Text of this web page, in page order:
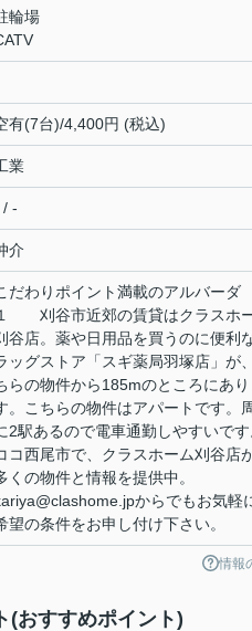
輪場
有(7台)/4,400円 (税込)
業
/ -
介
だわりポイント満載のアルバーダ
刈谷市近郊の賃貸はクラスホ
谷店。薬や日用品を買うのに便利
ッグストア「スギ薬局羽塚店」が
らの物件から185mのところにあり
。こちらの物件はアパートです。
2駅あるので電車通勤しやすいです
コ西尾市で、クラスホーム刈谷店
くの物件と情報を提供中。
からでもお気軽
望の条件をお申し付け下さい。
情報
すすめポイント)